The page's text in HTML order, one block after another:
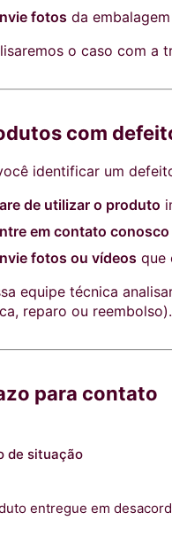
fotos da
o caso com a
com
identificar um
de utilizar o produto
em contato conosco
fotos ou vídeos que
equipe técnica
reparo ou reembolso).
para contato
de situação
entregue em